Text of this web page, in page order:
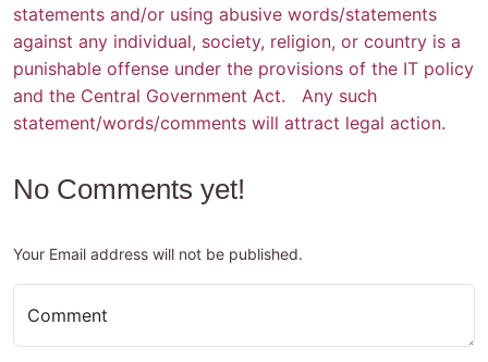
statements and/or using abusive words/statements
against any individual, society, religion, or country is a
punishable offense under the provisions of the IT policy
and the Central Government Act. Any such
statement/words/comments will attract legal action.
No Comments yet!
Your Email address will not be published.
Comment